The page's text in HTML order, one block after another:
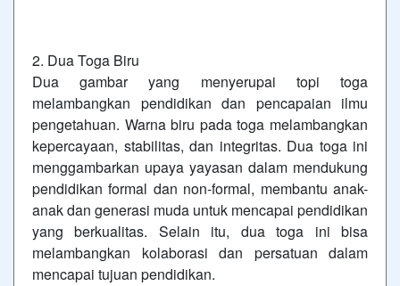
2. Dua Toga Biru
Dua gambar yang menyerupai topi toga
melambangkan pendidikan dan pencapaian ilmu
pengetahuan. Warna biru pada toga melambangkan
kepercayaan, stabilitas, dan integritas. Dua toga ini
menggambarkan upaya yayasan dalam mendukung
pendidikan formal dan non-formal, membantu anak-
anak dan generasi muda untuk mencapai pendidikan
yang berkualitas. Selain itu, dua toga ini bisa
melambangkan kolaborasi dan persatuan dalam
mencapai tujuan pendidikan.